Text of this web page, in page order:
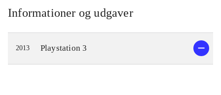
genforene Ayesha med sin lillesøster.
En dag da Ayesha besøger Nio's
gravsted, finder hun ud af at hun
muligvis stadig er i live og
eftersøgningen kan begynde. Dette
Informationer og udgaver
2013 Playstation 3